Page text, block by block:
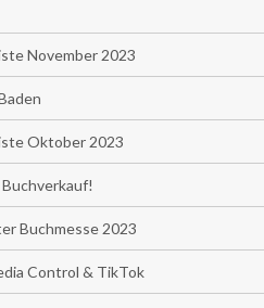
November 2023
Oktober 2023
Buchmesse 2023
Control & TikTok